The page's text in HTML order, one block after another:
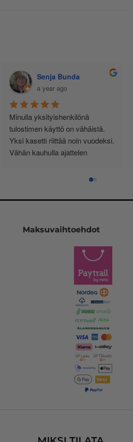
Senja Bunda
a year ago
Minulla yksityishenkilönä
tulostimen käyttö on vähäistä.
Yksi kasetti riittää noin
Vähän kauhulla ajattelen
edelleen oikean ja tulostimeeni
heidän sivujensa kautta uuden
vastaavan. Tulostinmerkkien
sekä kasettien runsaus on
viidakko, missä en halua rämpiä.
Siksi on olemassa tällekin
saralla ammattilaiset.
Vaikka mustakasetin koodi olikin
reilussa vuodessa muuttunut,
heidän ohjelmansa ehdotti
oikeaa vastaavaa yhteensopivaa
kasettia, jonka myös uskalsin
Maksuvaihtoehdot